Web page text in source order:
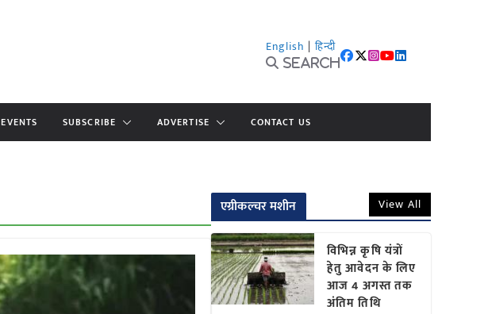
English | हिन्दी
Search
EVENTS SUBSCRIBE ADVERTISE CONTACT US
एग्रीकल्चर मशीन View All
विभिन्न कृषि यंत्रों
हेतु आवेदन के लिए
आज 4 अगस्त तक
अंतिम तिथि